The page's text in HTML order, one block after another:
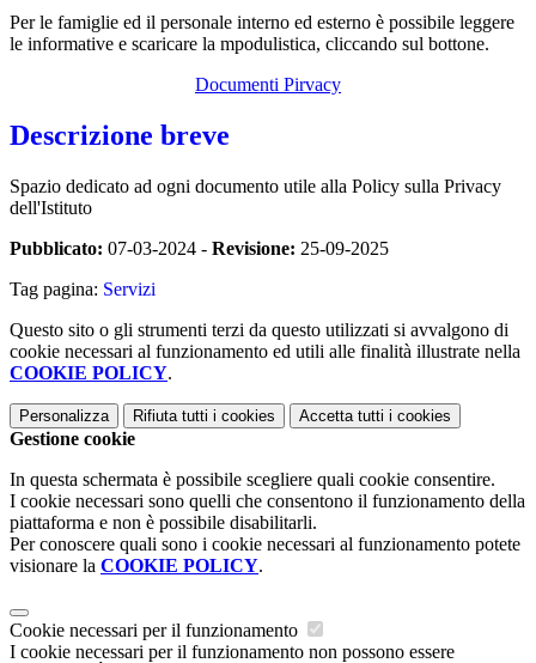
Per le famiglie ed il personale interno ed esterno è possibile leggere
le informative e scaricare la mpodulistica, cliccando sul bottone.
Documenti Pirvacy
Descrizione breve
Spazio dedicato ad ogni documento utile alla Policy sulla Privacy
dell'Istituto
Pubblicato: 07-03-2024 - Revisione: 25-09-2025
Tag pagina: Servizi
Questo sito o gli strumenti terzi da questo utilizzati si avvalgono di
cookie necessari al funzionamento ed utili alle finalità illustrate nella
COOKIE POLICY.
Personalizza Rifiuta tutti i cookies Accetta tutti i cookies
Gestione cookie
In questa schermata è possibile scegliere quali cookie consentire.
I cookie necessari sono quelli che consentono il funzionamento della
piattaforma e non è possibile disabilitarli.
Per conoscere quali sono i cookie necessari al funzionamento potete
visionare la COOKIE POLICY.
Cookie necessari per il funzionamento
I cookie necessari per il funzionamento non possono essere